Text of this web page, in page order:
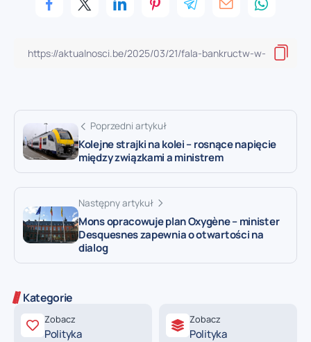
Poprzedni artykuł
Kolejne strajki na kolei – rosnące napięcie
między związkami a ministrem
Następny artykuł
Mons opracowuje plan Oxygène – minister
Desquesnes zapewnia o otwartości na
dialog
Kategorie
Zobacz
Polityka
Zobacz
Polityka